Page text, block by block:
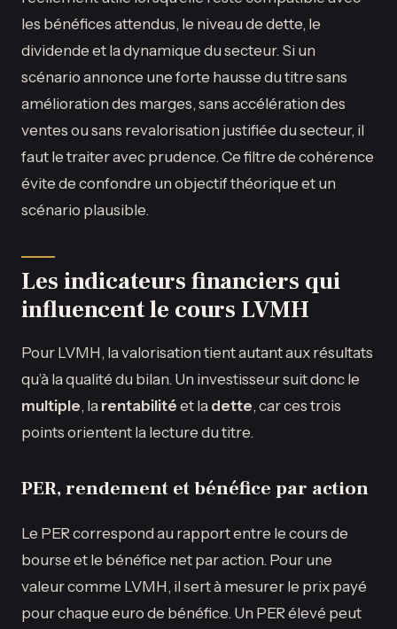
les bénéfices attendus, le niveau de dette, le
dividende et la dynamique du secteur. Si un
scénario annonce une forte hausse du titre sans
amélioration des marges, sans accélération des
ventes ou sans revalorisation justifiée du secteur, il
faut le traiter avec prudence. Ce filtre de cohérence
évite de confondre un objectif théorique et un
scénario plausible.
Les indicateurs financiers qui
influencent le cours LVMH
Pour LVMH, la valorisation tient autant aux résultats
qu’à la qualité du bilan. Un investisseur suit donc le
multiple, larentabilitéet ladette, car ces trois
points orientent la lecture du titre.
PER, rendement et bénéfice par action
Le PER correspond au rapport entre le cours de
bourse et le bénéfice net par action. Pour une
valeur comme LVMH, il sert à mesurer le prix payé
pour chaque euro de bénéfice. Un PER élevé peut